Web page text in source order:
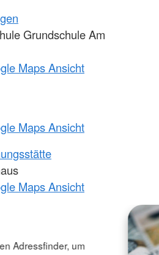
Grundschule Am
Maps Ansicht
Maps Ansicht
Maps Ansicht
Adressfinder, um